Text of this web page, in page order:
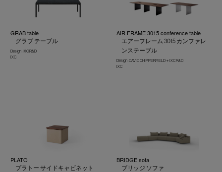
GRAB table
グラブ テーブル
Design : IXC R&D
IXC
AIR FRAME 3015 conference table
エアーフレーム 3015 カンファレ
ンステーブル
Design : DAVID CHIPPERFIELD＋IXC R&D
IXC
PLATO
プラトー サイドキャビネット
BRIDGE sofa
ブリッジ ソファ